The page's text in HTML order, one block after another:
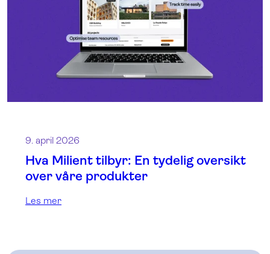
9. april 2026
Hva Milient tilbyr: En tydelig oversikt
over våre produkter
Les mer